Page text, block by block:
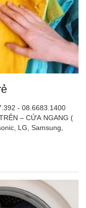
- 08.6683.1400
– CỬA NGANG (
LG, Samsung,